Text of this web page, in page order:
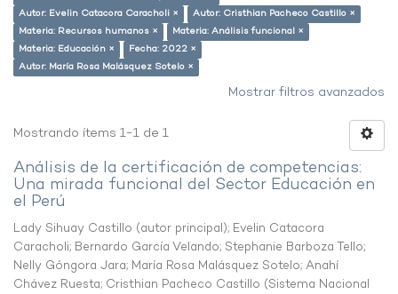
Autor: Evelin Catacora Caracholi ×
Autor: Cristhian Pacheco Castillo ×
Materia: Recursos humanos ×
Materia: Análisis funcional ×
Materia: Educación ×
Fecha: 2022 ×
Autor: María Rosa Malásquez Sotelo ×
Mostrar filtros avanzados
Mostrando ítems 1-1 de 1
Análisis de la certificación de competencias:
Una mirada funcional del Sector Educación en
el Perú
Lady Sihuay Castillo (autor principal); Evelin Catacora
Caracholi; Bernardo García Velando; Stephanie Barboza Tello;
Nelly Góngora Jara; María Rosa Malásquez Sotelo; Anahí
Chávez Ruesta; Cristhian Pacheco Castillo (Sistema Nacional